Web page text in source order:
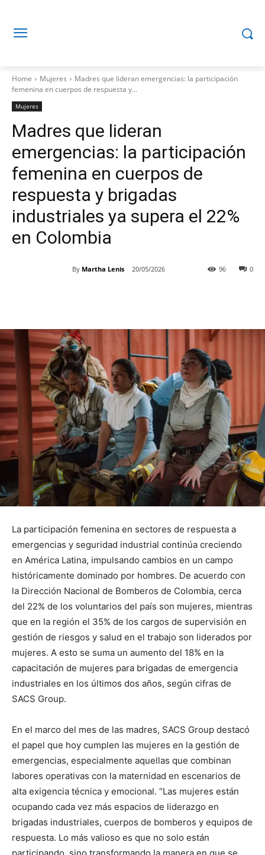
Home Mujeres
Madres que lideran emergencias: la participación
femenina en cuerpos de respuesta y...
Mujeres
Madres que lideran
emergencias: la participación
femenina en cuerpos de
respuesta y brigadas
industriales ya supera el 22%
en Colombia
By Martha Lenis 20/05/2026 0
96
La participación femenina en sectores de respuesta a
emergencias y seguridad industrial continúa creciendo
en América Latina, impulsando cambios en un campo
históricamente dominado por hombres. De acuerdo con
la Dirección Nacional de Bomberos de Colombia, cerca
del 22% de los voluntarios del país son mujeres, mientras
que en la región el 35% de los cargos de supervisión en
gestión de riesgos y salud en el trabajo son liderados por
mujeres. A esto se suma un aumento del 18% en la
capacitación de mujeres para brigadas de emergencia
industriales en los últimos dos años, según cifras de
SACS Group.
En el marco del mes de las madres, SACS Group destacó
el papel que hoy cumplen las mujeres en la gestión de
emergencias, especialmente aquellas que combinan
labores operativas con la maternidad en escenarios de
alta exigencia técnica y emocional. “Las mujeres están
ocupando cada vez más espacios de liderazgo en
brigadas industriales, cuerpos de bomberos y equipos de
respuesta. Lo más valioso es que no solo están